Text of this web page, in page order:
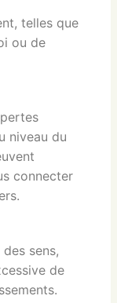
telles que
ou de
niveau du
connecter
sens,
de